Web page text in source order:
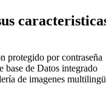
protegido por contraseña
base de Datos integrado
de imagenes